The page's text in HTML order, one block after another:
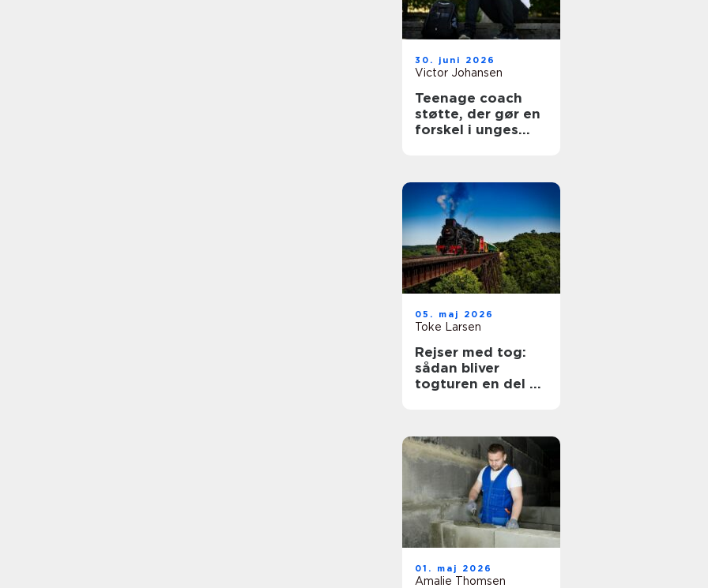
30. juni 2026
Victor Johansen
Teenage coach
støtte, der gør en
forskel i unges
05. maj 2026
Toke Larsen
Rejser med tog:
sådan bliver
togturen en del af
01. maj 2026
Amalie Thomsen